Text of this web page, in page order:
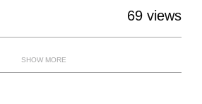
69 views
SHOW MORE